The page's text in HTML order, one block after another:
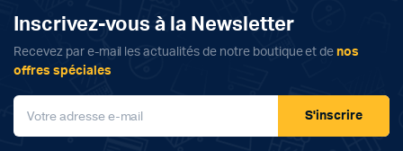
Inscrivez-vous à la Newsletter
Recevez par e-mail les actualités de notre boutique et denos
offres spéciales
S'inscrire